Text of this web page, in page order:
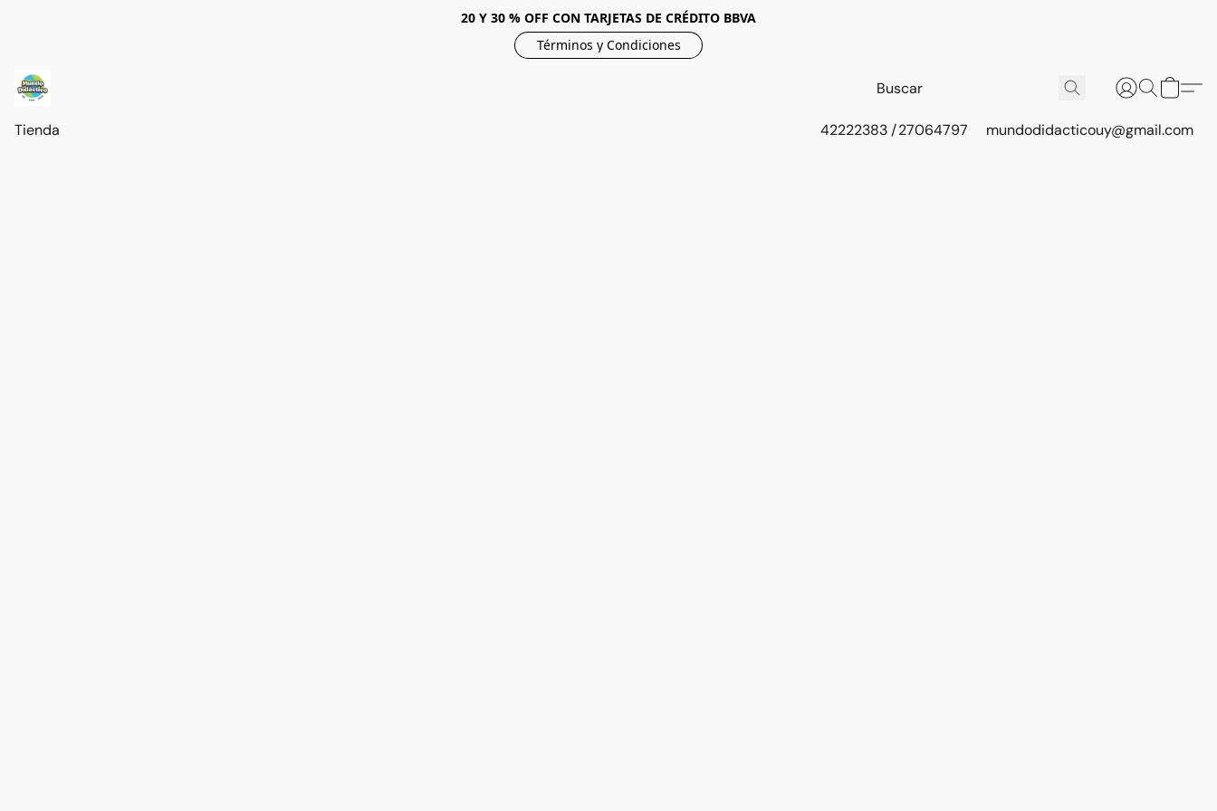
20 Y 30 % OFF CON TARJETAS DE CRÉDITO BBVA
Términos y Condiciones
Tienda 42222383 / 27064797 mundodidacticouy@gmail.com